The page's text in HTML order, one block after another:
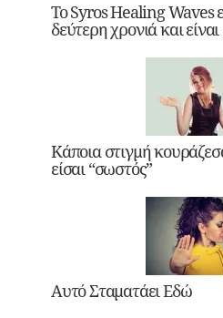
Το Syros Healing Waves
δεύτερη χρονιά και
Κάποια στιγμή
είσαι “σωστός”
Αυτό Σταματάει Εδώ